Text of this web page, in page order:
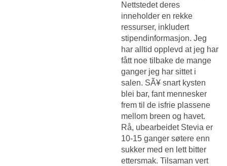
Nettstedet deres
inneholder en rekke
ressurser, inkludert
stipendinformasjon. Jeg
har alltid opplevd at jeg har
fått noe tilbake de mange
ganger jeg har sittet i
salen. SÃ¥ snart kysten
blei bar, fant mennesker
frem til de isfrie plassene
mellom breen og havet.
Rå, ubearbeidet Stevia er
10-15 ganger søtere enn
sukker med en lett bitter
ettersmak. Tilsaman vert